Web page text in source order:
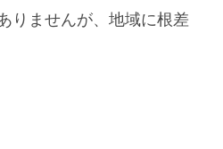
りませんが、地域に根差